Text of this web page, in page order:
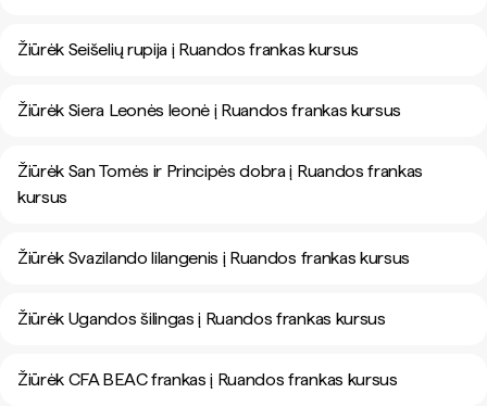
Žiūrėk Seišelių rupija į Ruandos frankas kursus
Žiūrėk Siera Leonės leonė į Ruandos frankas kursus
Žiūrėk San Tomės ir Principės dobra į Ruandos frankas
kursus
Žiūrėk Svazilando lilangenis į Ruandos frankas kursus
Žiūrėk Ugandos šilingas į Ruandos frankas kursus
Žiūrėk CFA BEAC frankas į Ruandos frankas kursus